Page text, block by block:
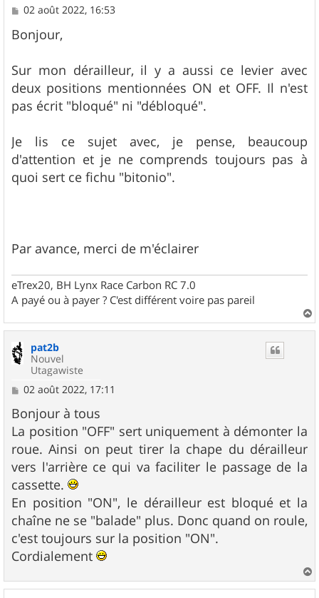
M
s
s
g
e
02 août 2022, 16:53
Bonjour,
Sur mon dérailleur, il y a aussi ce levier avec
deux positions mentionnées ON et OFF. Il n'est
pas écrit "bloqué" ni "débloqué".
Je lis ce sujet avec, je pense, beaucoup
d'attention et je ne comprends toujours pas à
quoi sert ce fichu "bitonio".
Par avance, merci de m'éclairer
eTrex20, BH Lynx Race Carbon RC 7.0
A payé ou à payer ? C'est différent voire pas pareil
a
pat2b
Nouvel
Utagawiste
M
s
s
a
g
e
02 août 2022, 17:11
Bonjour à tous
La position "OFF" sert uniquement à démonter la
roue. Ainsi on peut tirer la chape du dérailleur
vers l'arrière ce qui va faciliter le passage de la
cassette.
En position "ON", le dérailleur est bloqué et la
chaîne ne se "balade" plus. Donc quand on roule,
c'est toujours sur la position "ON".
Cordialement
a